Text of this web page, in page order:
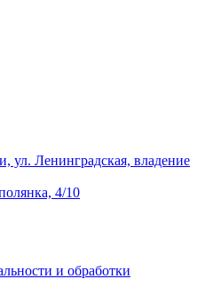
Ленинградская, владение
4/10
и обработки